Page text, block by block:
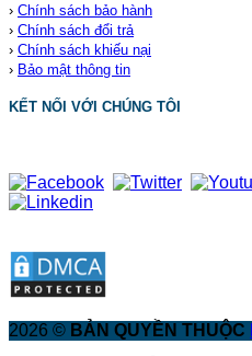
› Chính sách bảo hành
› Chính sách đổi trả
› Chính sách khiếu nại
› Bảo mật thông tin
KẾT NỐI VỚI CHÚNG TÔI
2026 © BẢN QUYỀN THUỘC